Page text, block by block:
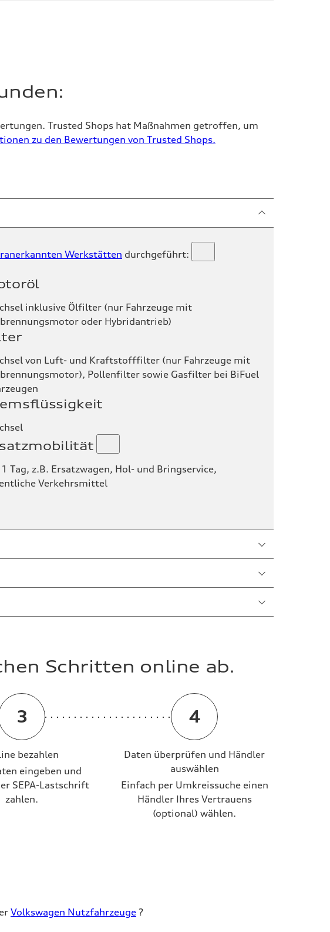
Trusted Shops hat Maßnahmen getroffen, um
zu den Bewertungen von Trusted Shops.
Werkstätten durchgeführt:
inklusive Ölfilter (nur Fahrzeuge mit
oder Hybridantrieb)
von Luft- und Kraftstofffilter (nur Fahrzeuge mit
Pollenfilter sowie Gasfilter bei BiFuel
Tag, z.B. Ersatzwagen, Hol- und Bringservice,
Verkehrsmittel
Werkstätten
Schritten online ab.
bezahlen
eingeben und
SEPA-Lastschrift
zahlen.
Daten überprüfen und Händler
auswählen
Einfach per Umkreissuche einen
Händler Ihres Vertrauens
(optional) wählen.
Volkswagen Nutzfahrzeuge ?